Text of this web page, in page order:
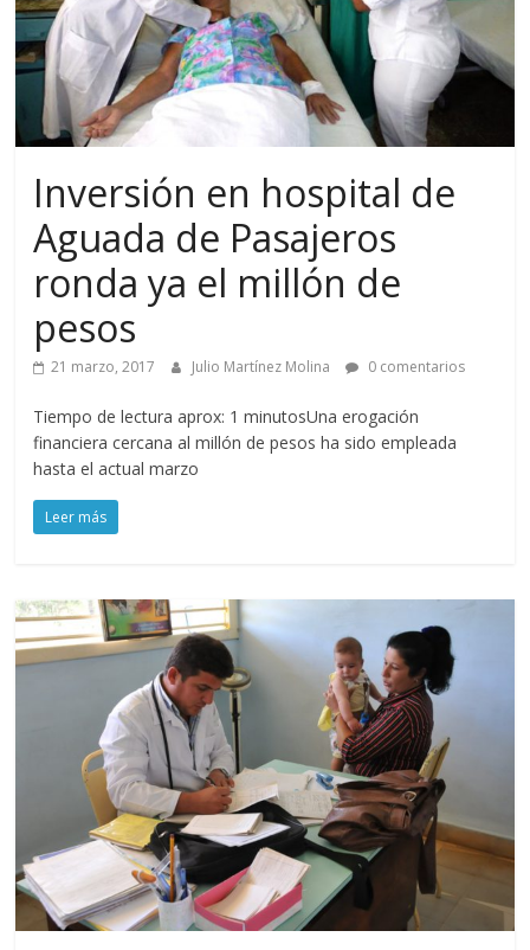
Inversión en hospital de
Aguada de Pasajeros
ronda ya el millón de
pesos
21 marzo, 2017 Julio Martínez Molina 0 comentarios
Tiempo de lectura aprox: 1 minutosUna erogación
financiera cercana al millón de pesos ha sido empleada
hasta el actual marzo
Leer más